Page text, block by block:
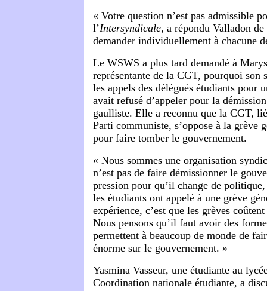
« Votre question n’est pas admissible
l’Intersyndicale, a répondu Valladon
demander individuellement à chacune
Le WSWS a plus tard demandé à
représentante de la CGT, pourquoi son
les appels des délégués étudiants pour
avait refusé d’appeler pour la
gaulliste. Elle a reconnu que la CGT,
Parti communiste, s’oppose à la grève
pour faire tomber le gouvernement.
« Nous sommes une organisation
n’est pas de faire démissionner le
pression pour qu’il change de
les étudiants ont appelé à une grève
expérience, c’est que les grèves
Nous pensons qu’il faut avoir des
permettent à beaucoup de monde de
énorme sur le gouvernement. »
Yasmina Vasseur, une étudiante au
Coordination nationale étudiante, a